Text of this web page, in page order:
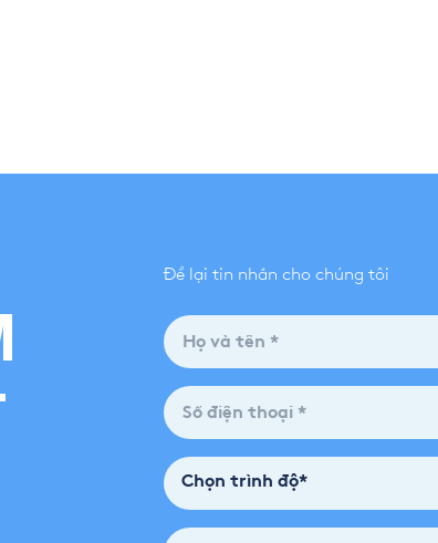
Để lại tin nhắn cho chúng tôi
Chọn trình độ*